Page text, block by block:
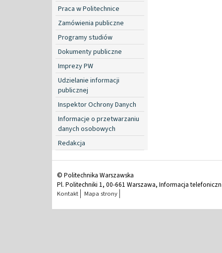
Praca w Politechnice
Zamówienia publiczne
Programy studiów
Dokumenty publiczne
Imprezy PW
Udzielanie informacji
publicznej
Inspektor Ochrony Danych
Informacje o przetwarzaniu
danych osobowych
Redakcja
© Politechnika Warszawska
Pl. Politechniki 1, 00-661 Warszawa, Informacja
Kontakt Mapa strony